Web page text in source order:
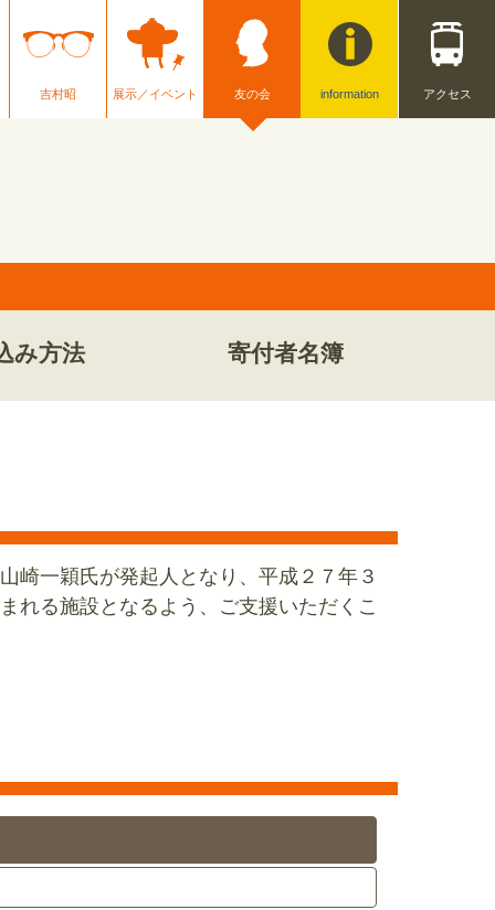
吉村昭 展示／イベント 友の会 information アクセス
み方法 寄付者名簿
崎一穎氏が発起人となり、平成２７年３
れる施設となるよう、ご支援いただくこ